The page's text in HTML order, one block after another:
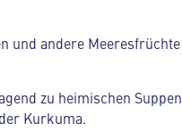
und andere Meeresfrüchte
zu heimischen Suppen
Kurkuma.